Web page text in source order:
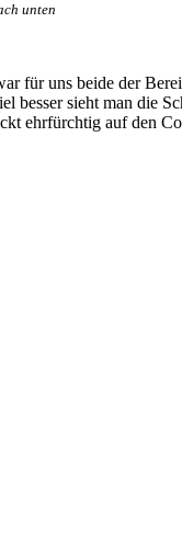
unten
für uns beide der
besser sieht man die
ehrfürchtig auf den